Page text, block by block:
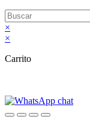
×
×
Carrito